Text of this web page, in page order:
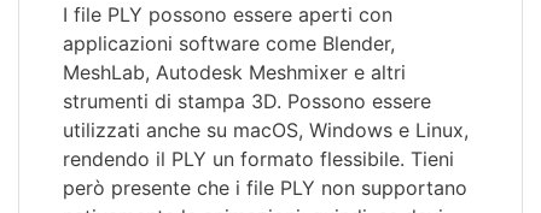
I file PLY possono essere aperti con
applicazioni software come Blender,
MeshLab, Autodesk Meshmixer e altri
strumenti di stampa 3D. Possono essere
utilizzati anche su macOS, Windows e Linux,
rendendo il PLY un formato flessibile. Tieni
però presente che i file PLY non supportano